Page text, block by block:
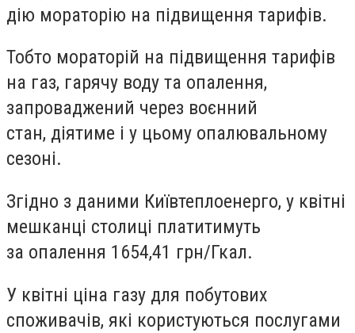
дію мораторію на підвищення тарифів.
Тобто мораторій на підвищення тарифів
на газ, гарячу воду та опалення,
запроваджений через воєнний
стан, діятиме і у цьому опалювальному
сезоні.
Згідно з даними Київтеплоенерго, у квітні
мешканці столиці платитимуть
за опалення 1654,41 грн/Гкал.
У квітні ціна газу для побутових
споживачів, які користуються послугами